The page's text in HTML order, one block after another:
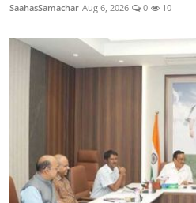
SaahasSamachar Aug 6, 2026 0 10